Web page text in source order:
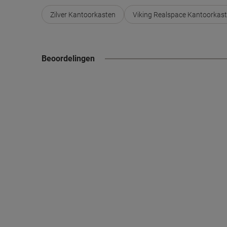
Zilver Kantoorkasten Viking Realspace
Beoordelingen